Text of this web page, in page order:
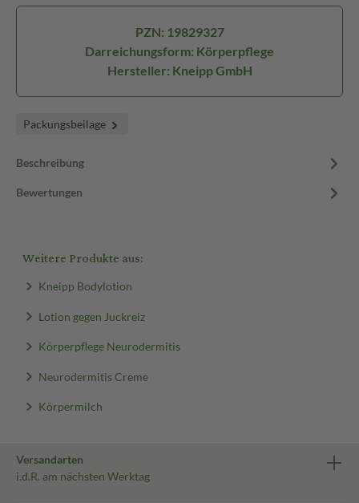
PZN: 19829327
Darreichungsform: Körperpflege
Hersteller: Kneipp GmbH
Packungsbeilage
Beschreibung
Bewertungen
Weitere Produkte aus:
Kneipp Bodylotion
Lotion gegen Juckreiz
Körperpflege Neurodermitis
Neurodermitis Creme
Körpermilch
Versandarten
i.d.R. am nächsten Werktag